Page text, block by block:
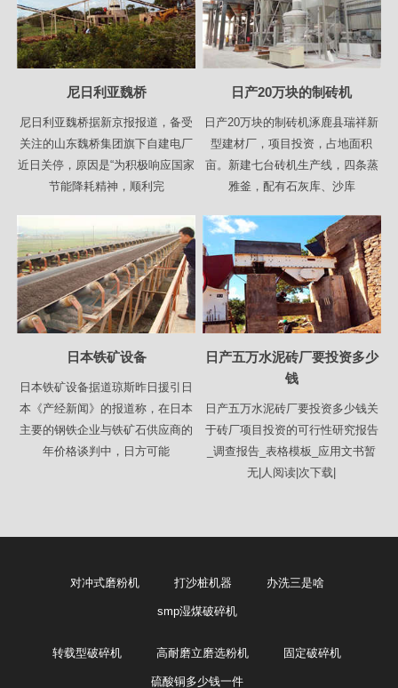
尼日利亚魏桥
尼日利亚魏桥据新京报报道，备受
关注的山东魏桥集团旗下自建电厂
近日关停，原因是“为积极响应国家
节能降耗精神，顺利完
日产20万块的制砖机
日产20万块的制砖机涿鹿县瑞祥新
型建材厂，项目投资，占地面积
亩。新建七台砖机生产线，四条蒸
雅釜，配有石灰库、沙库
日本铁矿设备
日本铁矿设备据道琼斯昨日援引日
本《产经新闻》的报道称，在日本
主要的钢铁企业与铁矿石供应商的
年价格谈判中，日方可能
日产五万水泥砖厂要投资多少
钱
日产五万水泥砖厂要投资多少钱关
于砖厂项目投资的可行性研究报告
_调查报告_表格模板_应用文书暂
无|人阅读|次下载|
对冲式磨粉机 打沙桩机器 办洗三是啥
smp湿煤破碎机
转载型破碎机 高耐磨立磨选粉机 固定破碎机
硫酸铜多少钱一件